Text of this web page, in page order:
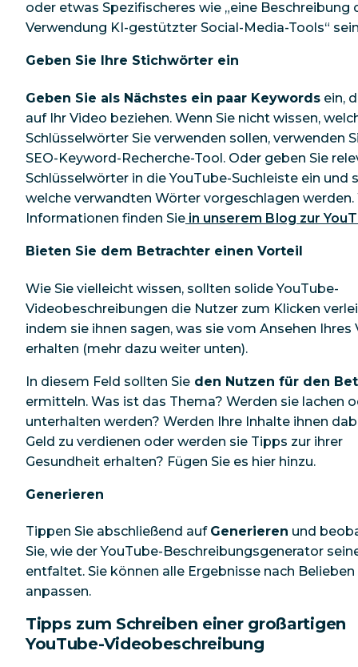
oder etwas Spezifischeres wie „eine Beschreibung
Verwendung KI-gestützter Social-Media-Tools“
Geben Sie Ihre Stichwörter ein
Geben Sie als Nächstes ein paar Keywords ein,
auf Ihr Video beziehen. Wenn Sie nicht wissen,
Schlüsselwörter Sie verwenden sollen, verwenden
SEO-Keyword-Recherche-Tool. Oder geben Sie
Schlüsselwörter in die YouTube-Suchleiste ein und
welche verwandten Wörter vorgeschlagen werden.
Informationen finden Sie in unserem Blog zur
Bieten Sie dem Betrachter einen Vorteil
Wie Sie vielleicht wissen, sollten solide YouTube-
Videobeschreibungen die Nutzer zum Klicken
indem sie ihnen sagen, was sie vom Ansehen Ihres
erhalten (mehr dazu weiter unten).
In diesem Feld sollten Sie den Nutzen für den
ermitteln. Was ist das Thema? Werden sie lachen
unterhalten werden? Werden Ihre Inhalte ihnen
Geld zu verdienen oder werden sie Tipps zur ihrer
Gesundheit erhalten? Fügen Sie es hier hinzu.
Generieren
Tippen Sie abschließend auf Generieren und
Sie, wie der YouTube-Beschreibungsgenerator
entfaltet. Sie können alle Ergebnisse nach Belieben
anpassen.
Tipps zum Schreiben einer großartigen
YouTube-Videobeschreibung